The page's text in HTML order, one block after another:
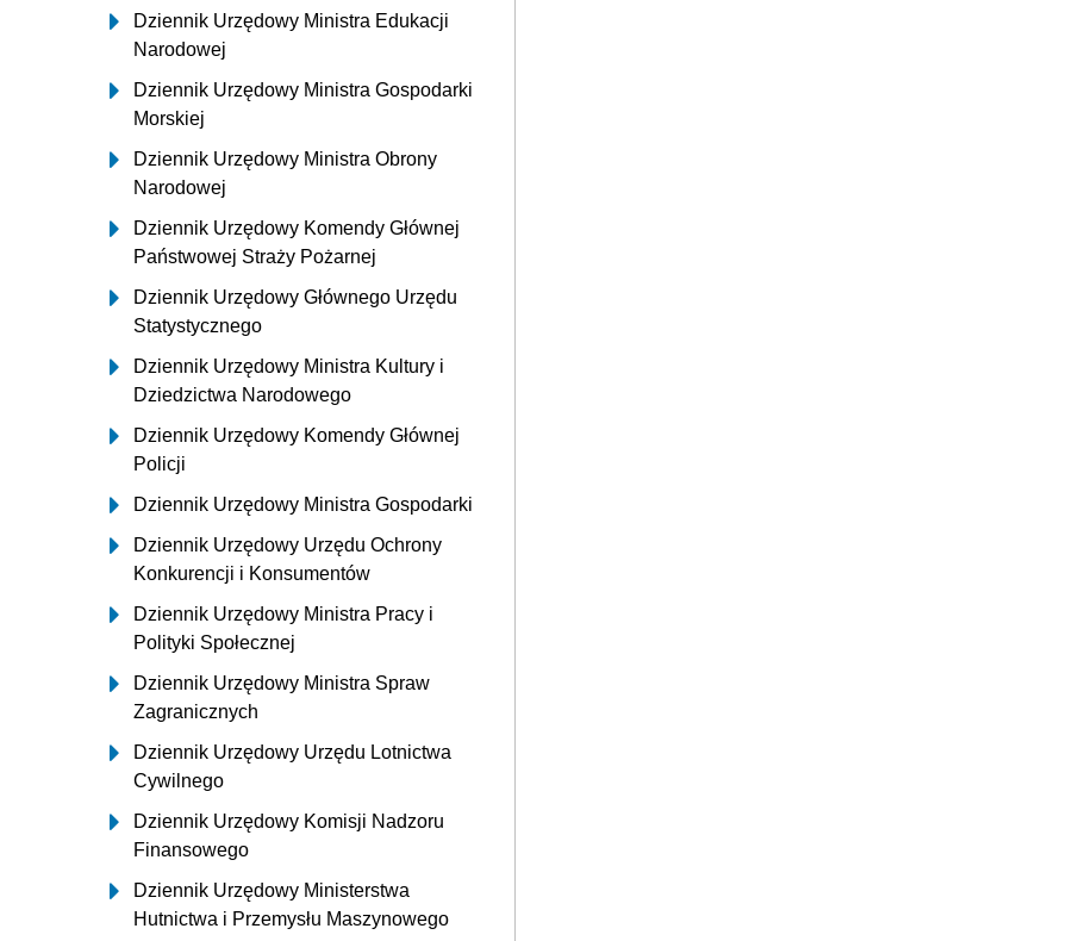
Dziennik Urzędowy Ministra Edukacji
Narodowej
Dziennik Urzędowy Ministra Gospodarki
Morskiej
Dziennik Urzędowy Ministra Obrony
Narodowej
Dziennik Urzędowy Komendy Głównej
Państwowej Straży Pożarnej
Dziennik Urzędowy Głównego Urzędu
Statystycznego
Dziennik Urzędowy Ministra Kultury i
Dziedzictwa Narodowego
Dziennik Urzędowy Komendy Głównej
Policji
Dziennik Urzędowy Ministra Gospodarki
Dziennik Urzędowy Urzędu Ochrony
Konkurencji i Konsumentów
Dziennik Urzędowy Ministra Pracy i
Polityki Społecznej
Dziennik Urzędowy Ministra Spraw
Zagranicznych
Dziennik Urzędowy Urzędu Lotnictwa
Cywilnego
Dziennik Urzędowy Komisji Nadzoru
Finansowego
Dziennik Urzędowy Ministerstwa
Hutnictwa i Przemysłu Maszynowego